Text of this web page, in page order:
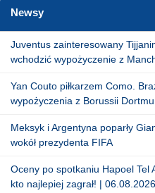
Newsy
Juventus zainteresowany
wchodzić wypożyczenie z
Yan Couto piłkarzem Como.
wypożyczenia z Borussii
Meksyk i Argentyna poparły
wokół prezydenta FIFA
Oceny po spotkaniu Hapoel Tel
kto najlepiej zagrał! | 06.08.2026